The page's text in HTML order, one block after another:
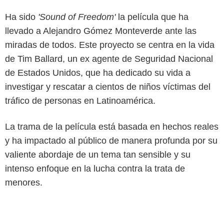
Ha sido 'Sound of Freedom' la película que ha
llevado a Alejandro Gómez Monteverde ante las
miradas de todos. Este proyecto se centra en la vida
de Tim Ballard, un ex agente de Seguridad Nacional
de Estados Unidos, que ha dedicado su vida a
investigar y rescatar a cientos de niños víctimas del
tráfico de personas en Latinoamérica.
La trama de la película está basada en hechos reales
y ha impactado al público de manera profunda por su
valiente abordaje de un tema tan sensible y su
intenso enfoque en la lucha contra la trata de
menores.
'Sound of Freedom'